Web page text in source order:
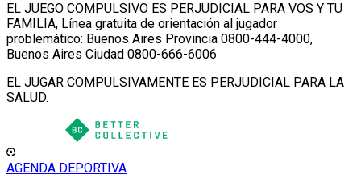
EL JUEGO COMPULSIVO ES PERJUDICIAL PARA VOS Y TU
FAMILIA, Línea gratuita de orientación al jugador
problemático: Buenos Aires Provincia 0800-444-4000,
Buenos Aires Ciudad 0800-666-6006
EL JUGAR COMPULSIVAMENTE ES PERJUDICIAL PARA LA
SALUD.
AGENDA DEPORTIVA